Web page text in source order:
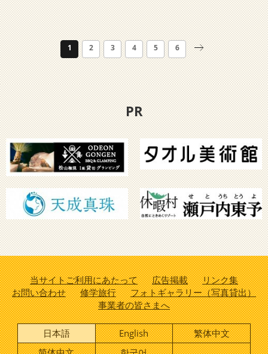
1 2 3 4 5 6
PR
当サイトご利用にあたって 広告掲載
リンク集
お問い合わせ
修学旅行
フォトギャラリー（写真貸出）
事業者の皆さまへ
日本語 English
繁体中文